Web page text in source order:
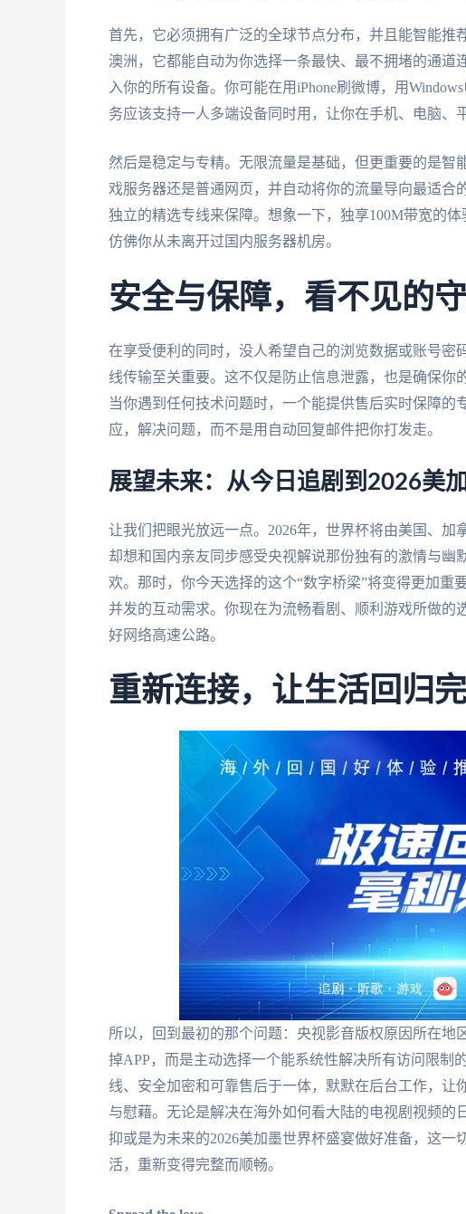
首先，它必须拥有广泛的全球节点分布，并且能智能
澳洲，它都能自动为你选择一条最快、最不拥堵的通
入你的所有设备。你可能在用iPhone刷微博，用
务应该支持一人多端设备同时用，让你在手机、电脑、
然后是稳定与专精。无限流量是基础，但更重要的是
戏服务器还是普通网页，并自动将你的流量导向最适
独立的精选专线来保障。想象一下，独享100M带宽的
仿佛你从未离开过国内服务器机房。
安全与保障，看不见的
在享受便利的同时，没人希望自己的浏览数据或账号密
线传输至关重要。这不仅是防止信息泄露，也是确保
当你遇到任何技术问题时，一个能提供售后实时保障
应，解决问题，而不是用自动回复邮件把你打发走。
展望未来：从今日追剧到2026美
让我们把眼光放远一点。2026年，世界杯将由美国、加
却想和国内亲友同步感受央视解说那份独有的激情与
欢。那时，你今天选择的这个“数字桥梁”将变得更加重
并发的互动需求。你现在为流畅看剧、顺利游戏所做
好网络高速公路。
重新连接，让生活回归
所以，回到最初的那个问题：央视影音版权原因所在
掉APP，而是主动选择一个能系统性解决所有访问限制
线、安全加密和可靠售后于一体，默默在后台工作，
与慰藉。无论是解决在海外如何看大陆的电视剧视频的
抑或是为未来的2026美加墨世界杯盛宴做好准备，这
活，重新变得完整而顺畅。